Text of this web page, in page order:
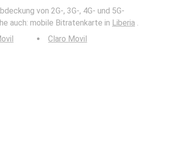
von 2G-, 3G-, 4G- und 5G-
auch: mobile Bitratenkarte in Liberia .
Claro Movil